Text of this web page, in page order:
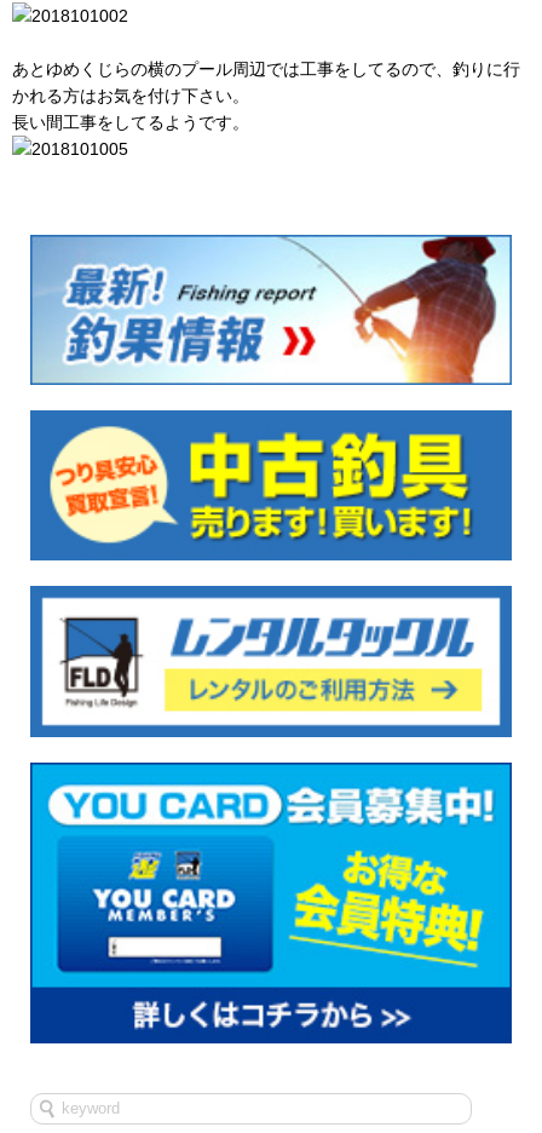
あとゆめくじらの横のプール周辺では工事をしてるので、釣りに行
かれる方はお気を付け下さい。
長い間工事をしてるようです。